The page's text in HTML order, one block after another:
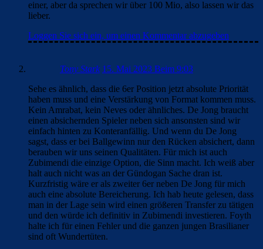
einer, aber da sprechen wir über 100 Mio, also lassen wir das
lieber.
Loggen Sie sich ein, um einen Kommentar abzugeben
Tony Stark 15. Mai 2023 Beim 9:03
Sehe es ähnlich, dass die 6er Position jetzt absolute Priorität
haben muss und eine Verstärkung von Format kommen muss.
Kein Amrabat, kein Neves oder ähnliches. De Jong braucht
einen absichernden Spieler neben sich ansonsten sind wir
einfach hinten zu Konteranfällig. Und wenn du De Jong
sagst, dass er bei Ballgewinn nur den Rücken absichert, dann
berauben wir uns seinen Qualitäten. Für mich ist auch
Zubimendi die einzige Option, die Sinn macht. Ich weiß aber
halt auch nicht was an der Gündogan Sache dran ist.
Kurzfristig wäre er als zweiter 6er neben De Jong für mich
auch eine absolute Bereicherung. Ich hab heute gelesen, dass
man in der Lage sein wird einen größeren Transfer zu tätigen
und den würde ich definitiv in Zubimendi investieren. Foyth
halte ich für einen Fehler und die ganzen jungen Brasilianer
sind oft Wundertüten.